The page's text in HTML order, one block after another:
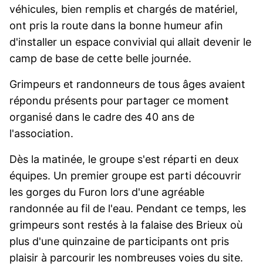
véhicules, bien remplis et chargés de matériel,
ont pris la route dans la bonne humeur afin
d'installer un espace convivial qui allait devenir le
camp de base de cette belle journée.
Grimpeurs et randonneurs de tous âges avaient
répondu présents pour partager ce moment
organisé dans le cadre des 40 ans de
l'association.
Dès la matinée, le groupe s'est réparti en deux
équipes. Un premier groupe est parti découvrir
les gorges du Furon lors d'une agréable
randonnée au fil de l'eau. Pendant ce temps, les
grimpeurs sont restés à la falaise des Brieux où
plus d'une quinzaine de participants ont pris
plaisir à parcourir les nombreuses voies du site.